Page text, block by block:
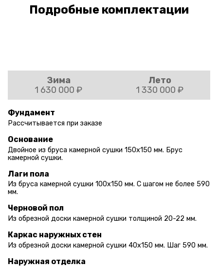
Подробные комплектации
Зима
1 630 000 ₽
Лето
1 330 000 ₽
Фундамент
Рассчитывается при заказе
Основание
Двойное из бруса камерной сушки 150х150 мм. Брус
камерной сушки.
Лаги пола
Из бруса камерной сушки 100х150 мм. С шагом не более 590
мм.
Черновой пол
Из обрезной доски камерной сушки толщиной 20-22 мм.
Каркас наружных стен
Из обрезной доски камерной сушки 40х150 мм. Шаг 590 мм.
Наружная отделка